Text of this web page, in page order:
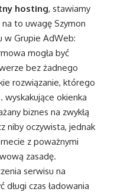
hosting, stawiamy
to uwagę Szymon
w Grupie AdWeb:
mogła być
bez żadnego
rozwiązanie, którego
wyskakujące okienka
biznes na zwykłą
niby oczywista, jednak
z poważnymi
zasadę.
serwisu na
czas ładowania